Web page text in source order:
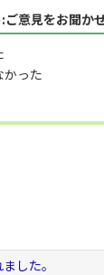
ご意見をお聞か
かった
した。